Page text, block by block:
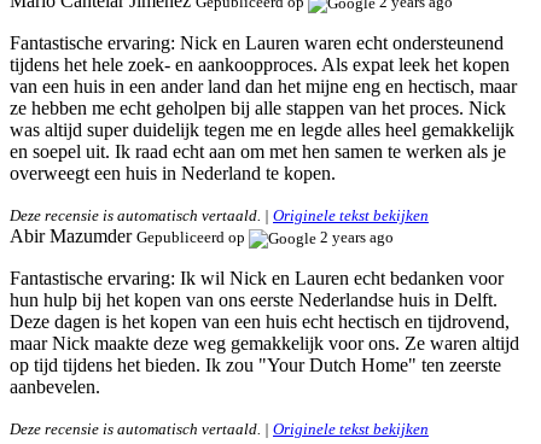
Fantastische ervaring: Nick en Lauren waren echt ondersteunend
tijdens het hele zoek- en aankoopproces. Als expat leek het kopen
van een huis in een ander land dan het mijne eng en hectisch, maar
ze hebben me echt geholpen bij alle stappen van het proces. Nick
was altijd super duidelijk tegen me en legde alles heel gemakkelijk
en soepel uit. Ik raad echt aan om met hen samen te werken als je
overweegt een huis in Nederland te kopen.
Deze recensie is automatisch vertaald. | Originele tekst bekijken
Abir Mazumder Gepubliceerd op 2 years ago
Fantastische ervaring: Ik wil Nick en Lauren echt bedanken voor
hun hulp bij het kopen van ons eerste Nederlandse huis in Delft.
Deze dagen is het kopen van een huis echt hectisch en tijdrovend,
maar Nick maakte deze weg gemakkelijk voor ons. Ze waren altijd
op tijd tijdens het bieden. Ik zou "Your Dutch Home" ten zeerste
aanbevelen.
Deze recensie is automatisch vertaald. | Originele tekst bekijken